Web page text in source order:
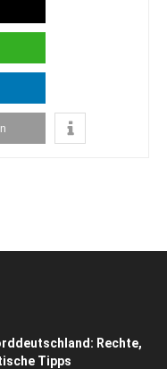
Rechte,
Tipps